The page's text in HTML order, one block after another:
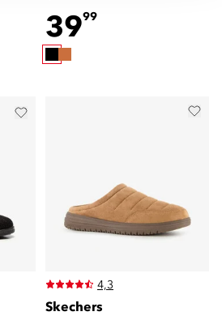
pantoffels zwart
3999
4,3
Skechers